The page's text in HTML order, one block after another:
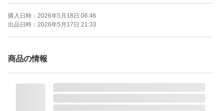
購入時期：2026年4月
お値下げ不可
よろしくお願いいたします。
ル20 25ml
購入日時： 2026年5月18日 06:46
出品日時： 2026年5月17日 21:33
商品の情報